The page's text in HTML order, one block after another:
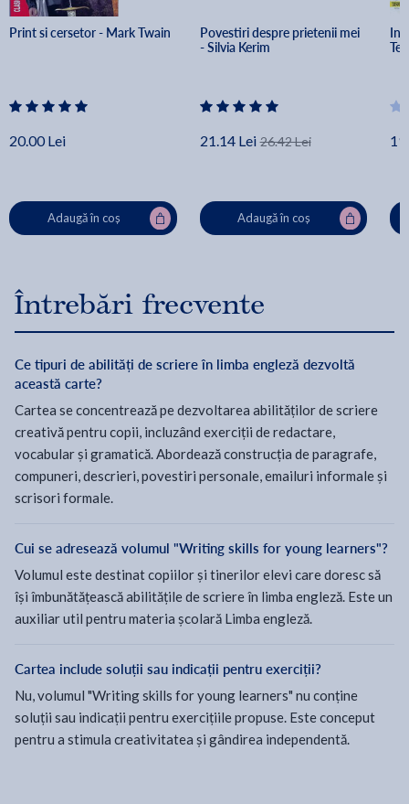
Print si cersetor - Mark Twain
20.00 Lei
Adaugă în coș
Povestiri despre prietenii mei
- Silvia Kerim
21.14 Lei 26.42 Lei
Adaugă în coș
In
Întrebări frecvente
Ce tipuri de abilități de scriere în limba engleză dezvoltă
această carte?
Cartea se concentrează pe dezvoltarea abilităților de scriere
creativă pentru copii, incluzând exerciții de redactare,
vocabular și gramatică. Abordează construcția de paragrafe,
compuneri, descrieri, povestiri personale, emailuri informale și
scrisori formale.
Cui se adresează volumul "Writing skills for young learners"?
Volumul este destinat copiilor și tinerilor elevi care doresc să
își îmbunătățească abilitățile de scriere în limba engleză. Este un
auxiliar util pentru materia școlară Limba engleză.
Cartea include soluții sau indicații pentru exerciții?
Nu, volumul "Writing skills for young learners" nu conține
soluții sau indicații pentru exercițiile propuse. Este conceput
pentru a stimula creativitatea și gândirea independentă.